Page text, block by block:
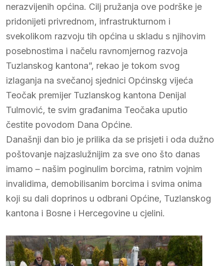
nerazvijenih općina. Cilj pružanja ove podrške je
pridonijeti privrednom, infrastrukturnom i
svekolikom razvoju tih općina u skladu s njihovim
posebnostima i načelu ravnomjernog razvoja
Tuzlanskog kantona”, rekao je tokom svog
izlaganja na svečanoj sjednici Općinskg vijeća
Teočak premijer Tuzlanskog kantona Denijal
Tulmović, te svim građanima Teočaka uputio
čestite povodom Dana Općine.
Današnji dan bio je prilika da se prisjeti i oda dužno
poštovanje najzaslužnijim za sve ono što danas
imamo – našim poginulim borcima, ratnim vojnim
invalidima, demobilisanim borcima i svima onima
koji su dali doprinos u odbrani Općine, Tuzlanskog
kantona i Bosne i Hercegovine u cjelini.